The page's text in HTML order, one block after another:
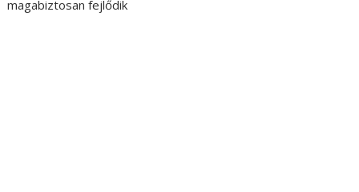
magabiztosan fejlődik